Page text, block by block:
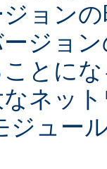
ョン
ジョ
とに
ネッ
ジュー